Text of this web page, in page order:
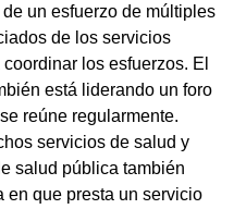
un esfuerzo de múltiples
de los servicios
los esfuerzos. El
está liderando un foro
reúne regularmente.
servicios de salud y
salud pública también
en que presta un servicio